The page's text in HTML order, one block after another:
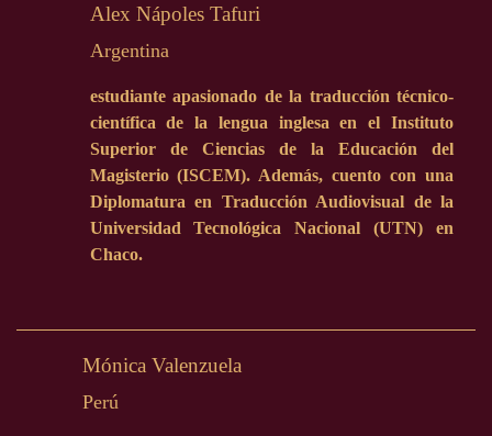
Alex Nápoles Tafuri
Argentina
estudiante apasionado de la traducción técnico-
científica de la lengua inglesa en el Instituto
Superior de Ciencias de la Educación del
Magisterio (ISCEM). Además, cuento con una
Diplomatura en Traducción Audiovisual de la
Universidad Tecnológica Nacional (UTN) en
Chaco.
Mónica Valenzuela
Perú